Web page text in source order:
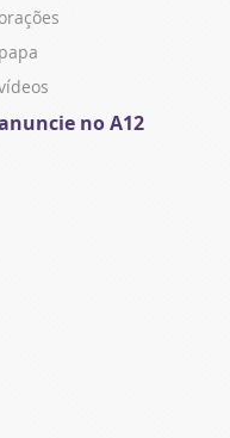
orações
papa
no A12